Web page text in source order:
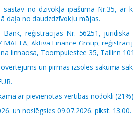
sastāv no dzīvokļa īpašuma Nr.35, ar
daļa no daudzdzīvokļu mājas.
Bank, reģistrācijas Nr. 56251 , juridiskā
MALTA,Aktiva Finance Group,
linnaosa, Toompuiestee 35, Tallinn
un pirmās izsoles sākuma
ar pievienotās vērtības nodokli
un noslēgsies 09.07.2026. plkst. 13.00.